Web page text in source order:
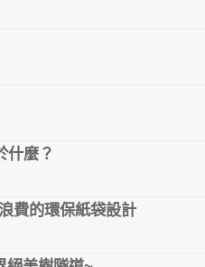
什麼？
費的環保紙袋設計